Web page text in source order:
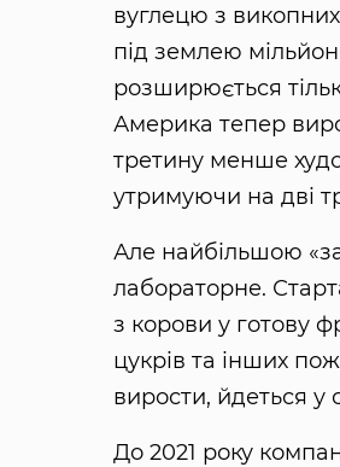
вуглецю з
під землею
розширюється
Америка тепер
третину менше
утримуючи на дві
Але найбільшою
лабораторне.
з корови у готову
цукрів та інших
вирости, йдеться у
До 2021 року